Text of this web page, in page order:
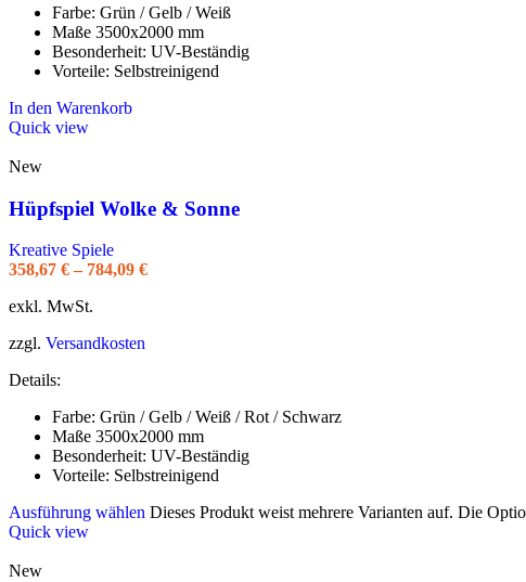
Farbe: Grün / Gelb / Weiß
Maße 3500x2000 mm
Besonderheit: UV-Beständig
Vorteile: Selbstreinigend
In den Warenkorb
Quick view
New
Hüpfspiel Wolke & Sonne
Kreative Spiele
358,67 €– 784,09 €
exkl. MwSt.
zzgl. Versandkosten
Details:
Farbe: Grün / Gelb / Weiß / Rot / Schwarz
Maße 3500x2000 mm
Besonderheit: UV-Beständig
Vorteile: Selbstreinigend
Ausführung wählen Dieses Produkt weist mehrere Varianten auf. Die
Quick view
New